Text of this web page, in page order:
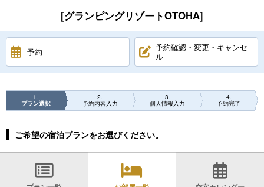
[グランピングリゾートOTOHA]
予約
予約確認・変更・キャンセ
ル
1
プラン選択
2
予約内容入力
3
個人情報入力
4
予約完了
ご希望の宿泊プランをお選びください。